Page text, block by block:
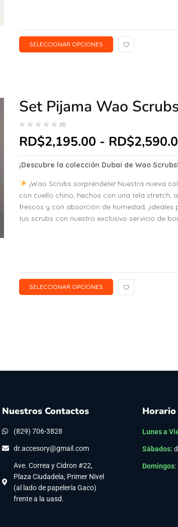
SELECCIONAR OPCIONES
Set Pijama Wao
(0)
RD$2,195.00 - RD$
¡Descubre la colección Dubai de Wao Scrubs!
¡Wao Scrubs sorpréndete! Nuestra nueva
con cuello chino, hechos con una tela stretch,
frescos y con absorción de humedad,
tus scrubs con nuestro exclusivo servicio de
SELECCIONAR OPCIONES
Nuestros Contactos
(829) 706-3828
dr.accesory@gmail.com
Ave. Correa y Cidron #22,
Plaza Ciudadela, Primer Nivel
(al lado de papelería Gaco)
frente a la uasd.
Lunes a
Sábados:
Domingos